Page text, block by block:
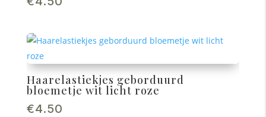
Haarelastiekjes geborduurd
bloemetje wit licht roze
€4.50